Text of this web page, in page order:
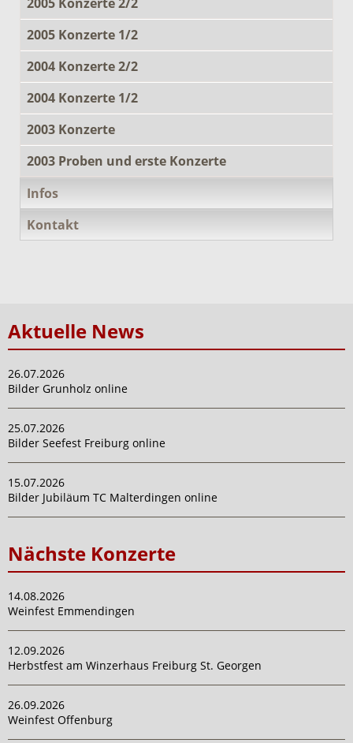
2005 Konzerte 1/2
2004 Konzerte 2/2
2004 Konzerte 1/2
2003 Konzerte
2003 Proben und erste Konzerte
Infos
Kontakt
Aktuelle News
26.07.2026
Bilder Grunholz online
25.07.2026
Bilder Seefest Freiburg online
15.07.2026
Bilder Jubiläum TC Malterdingen online
Nächste Konzerte
14.08.2026
Weinfest Emmendingen
12.09.2026
Herbstfest am Winzerhaus Freiburg St. Georgen
26.09.2026
Weinfest Offenburg